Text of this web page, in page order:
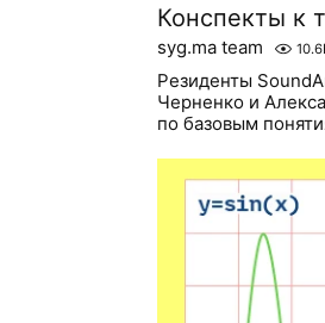
Конспекты к
syg.ma team
Резиденты
Черненко и
по базовым